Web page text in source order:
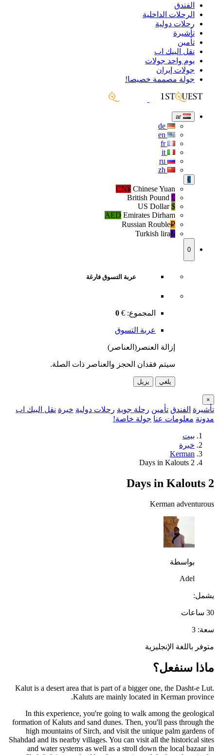
الفندق
الرحلات الداخلية
رحلات دولية
تأشيرة
تأمين
نقل البيك اب
يوم واحد جولات
جولات إيران
جولة مصممة خصيصا!
ar
fr
€
CN¥ Chinese Yuan
£
$
US Dollar
AED Emirates Dirham
₽‎
Russian Rouble
₺‎
Turkish lira
0
عربة التسوق فارغة
المجموع: €
0
عربة التسوق
إزالة العنصر(العناصر)
سيتم فقدان الحجز والعناصر ذات الصلة.
يلغي يزيل
×
تأشيرة الفندق تأمين رحلة جوية رحلات دولية خبرة نقل البيك اب
مدونة معلومات عنا جولة خاصة!
بيت
خبرة
Kerman
2 Days in Kalouts
2 Days in Kalouts
Kerman adventurous
بواسطة
Adel
يشمل:
30 ساعات
سعة: 3
متوفر باللغة الإنجليزية
ماذا سنفعل؟
Kalut is a desert area that is part of a bigger one, the Dasht-e Lut.
Kaluts are mainly located in Kerman province.
In this experience, you're going to walk among the geological
formation of Kaluts and sand dunes. Then, you'll pass through the
high mountains of Sirch, and visit the unique palm gardens of
Shahdad and its nearby villages. You can visit all the historical sites
and water systems as well as a stroll down the local bazaar in